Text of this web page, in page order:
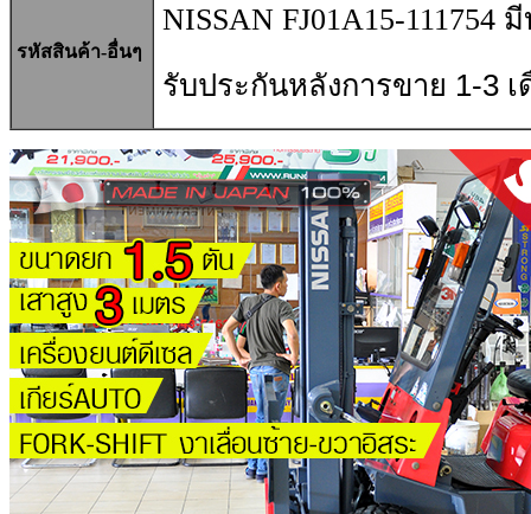
รหัสสินค้า-อื่นๆ
NISSAN FJ01A15-111754
รับประกันหลังการขาย 1-3